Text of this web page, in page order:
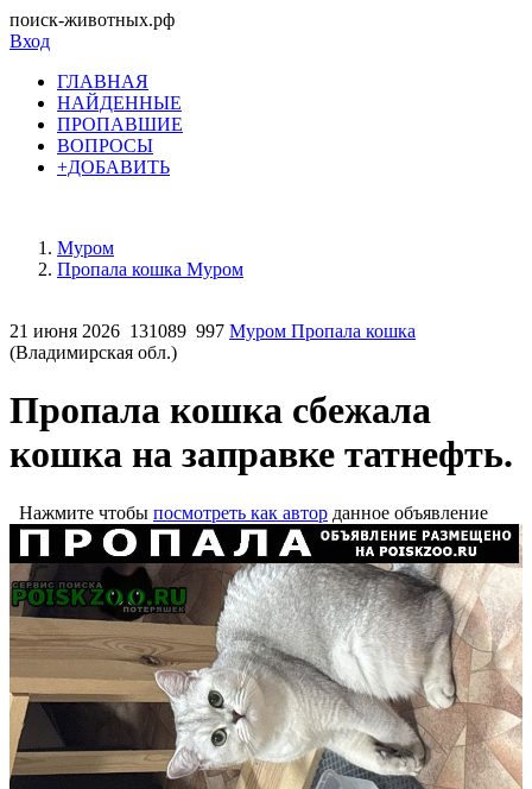
поиск-животных.рф
Вход
ГЛАВНАЯ
НАЙДЕННЫЕ
ПРОПАВШИЕ
ВОПРОСЫ
+ДОБАВИТЬ
Муром
Пропала кошка Муром
21 июня 2026 131089 997 Муром Пропала кошка
(Владимирская обл.)
Пропала кошка сбежала
кошка на заправке татнефть.
Нажмите чтобы посмотреть как автор данное объявление